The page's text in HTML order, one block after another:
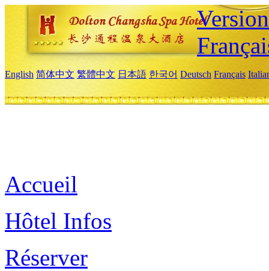
English 简体中文 繁體中文 日本語 한국어 Deutsch Français
Accueil
Hôtel Infos
Réserver